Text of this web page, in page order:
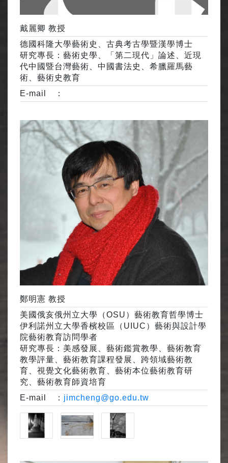
戴麗卿 教授
德國科隆大學藝術史、古典考古學暨漢學博士
研究專長：藝術史學、「第二現代」論述、近現
代中國暨台灣藝術、中國書法史、希臘羅馬藝
術、藝術史教育
E-mail ：
鄭明憲 教授
美國俄亥俄州立大學（OSU）藝術教育哲學博士
伊利諾州立大學香檳校區（UIUC）藝術與設計學
院藝術教育訪問學者
研究專長：美感發展、藝術鑑賞教學、藝術教育
教學評量、藝術教育課程發展、跨領域藝術教
育、視覺文化藝術教育、藝術本位藝術教育研
究、藝術教育師資培育
E-mail ： jimcheng@go.edu.tw